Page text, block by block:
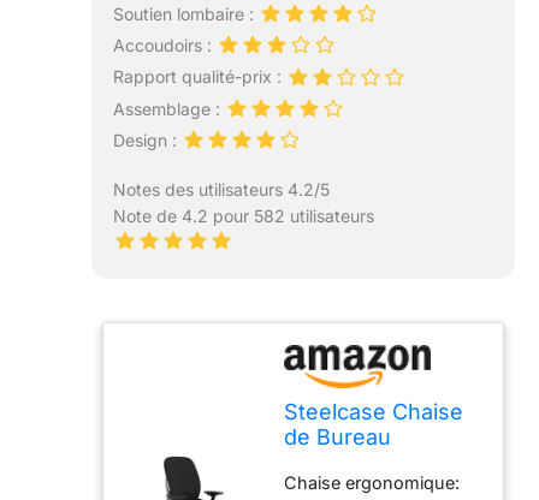
Soutien lombaire :
Accoudoirs :
Rapport qualité-prix :
Assemblage :
Design :
Notes des utilisateurs 4.2/5
Note de 4.2 pour 582 utilisateurs
Steelcase Chaise
de Bureau
Leap, accotoirs
Chaise ergonomique: